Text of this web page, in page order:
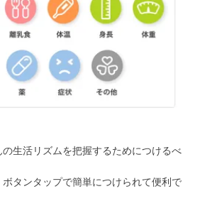
生活リズムを把握するためにつけるべ
ボタンタップで簡単につけられて便利で